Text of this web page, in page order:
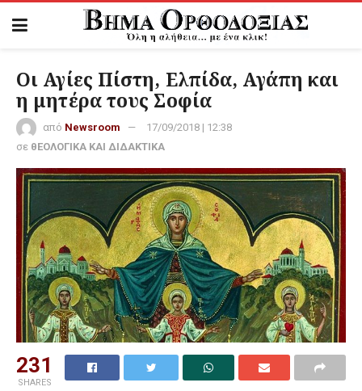
Οι Αγίες Πίστη, Ελπίδα, Αγάπη και
η μητέρα τους Σοφία
από Newsroom
17/09/2018 | 12:38
σε θΕΟΛΟΓΙΚΑ ΚΑΙ ΔΙΔΑΚΤΙΚΑ
231
SHARES